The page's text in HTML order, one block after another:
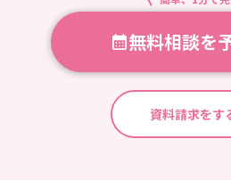
無料相談を
資料請求をす